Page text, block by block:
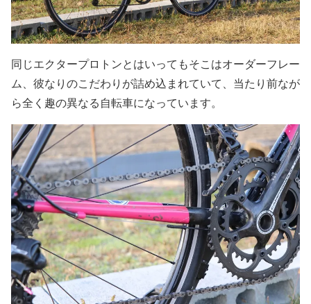
同じエクタープロトンとはいってもそこはオーダーフレー
ム、彼なりのこだわりが詰め込まれていて、当たり前なが
ら全く趣の異なる自転車になっています。